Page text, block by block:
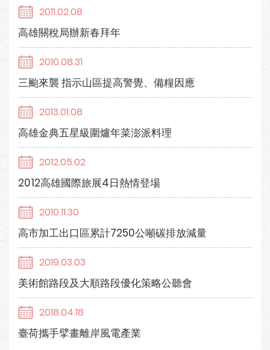
2011.02.08
高雄關稅局辦新春拜年
2010.08.31
三颱來襲 指示山區提高警覺、備糧因應
2013.01.08
高雄金典五星級圍爐年菜澎派料理
2012.05.02
2012高雄國際旅展4日熱情登場
2010.11.30
高市加工出口區累計7250公噸碳排放減量
2019.03.03
美術館路段及大順路段優化策略公聽會
2018.04.18
臺荷攜手擘畫離岸風電產業